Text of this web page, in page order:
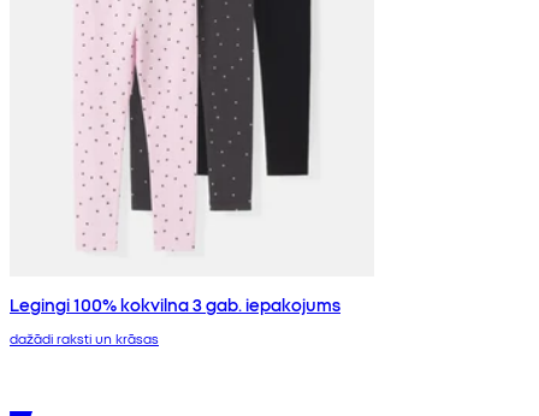
Legingi 100% kokvilna 3 gab. iepakojums
dažādi raksti un krāsas